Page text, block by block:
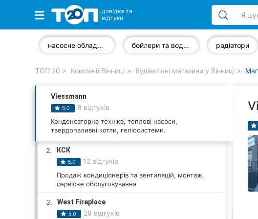
Обрані компанії
Стоматології
Ветеринарні клініки
Приватні клініки
Всі рубрики
довідка та
відгуки
насосне обладнання бойлери та водонагрівачі радіатори
ТОП 20 Компанії Вінниці Будівельні магазини у Вінниці
Viessmann
5.0 8 відгуків
Конденсаторна техніка, теплові насоси,
твердопаливні котли, геліосистеми.
2. КСК
5.0 12 відгуків
Продаж кондиціонерів та вентиляцій, монтаж,
сервісне обслуговування
3. West Fireplace
5.0 28 відгуків